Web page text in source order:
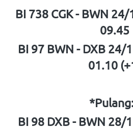
BI 738 CGK - BWN
09.45
BI 97 BWN - DXB 24/
01.10
BI 98 DXB - BWN 28/